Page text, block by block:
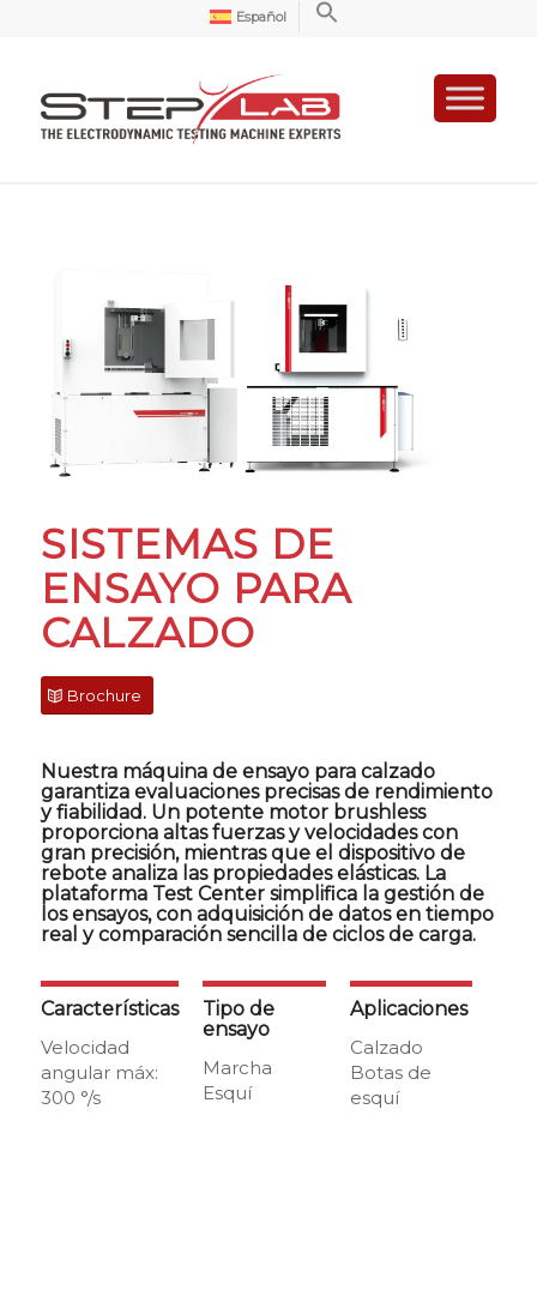
Español
SISTEMAS DE
ENSAYO PARA
CALZADO
Brochure
Nuestra máquina de ensayo para calzado
garantiza evaluaciones precisas de rendimiento
y fiabilidad. Un potente motor brushless
proporciona altas fuerzas y velocidades con
gran precisión, mientras que el dispositivo de
rebote analiza las propiedades elásticas. La
plataforma Test Center simplifica la gestión de
los ensayos, con adquisición de datos en tiempo
real y comparación sencilla de ciclos de carga.
Características
Velocidad
angular máx:
300 °/s
Tipo de
ensayo
Marcha
Esquí
Aplicaciones
Calzado
Botas de
esquí